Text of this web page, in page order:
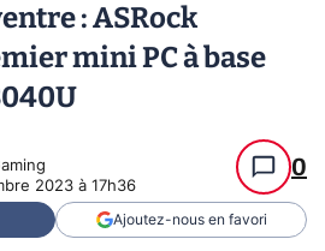
: ASRock
mini PC à base
2023 à 17h36
0
Ajoutez-nous en favori